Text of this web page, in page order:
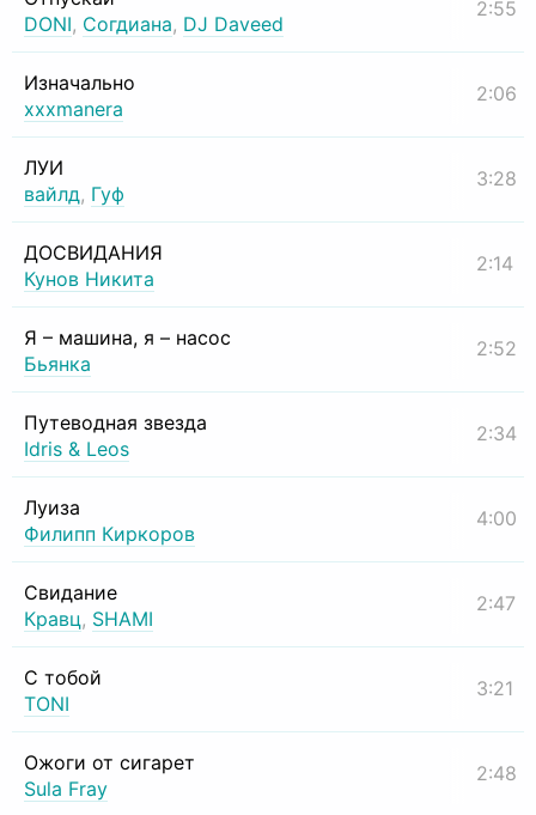
DONI, Согдиана, DJ Daveed
2:55
Изначально
xxxmanera
2:06
ЛУИ
вайлд, Гуф
3:28
ДОСВИДАНИЯ
Кунов Никита
2:14
Я – машина, я – насос
Бьянка
2:52
Путеводная звезда
Idris & Leos
2:34
Луиза
Филипп Киркоров
4:00
Свидание
Кравц, SHAMI
2:47
С тобой
TONI
3:21
Ожоги от сигарет
Sula Fray
2:48